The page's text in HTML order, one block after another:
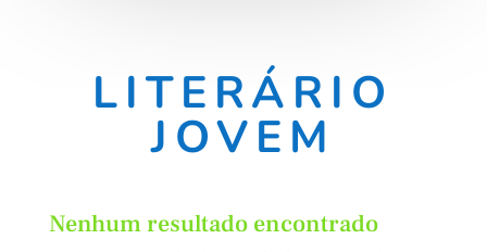
LITERÁRIO
JOVEM
Nenhum resultado encontrado